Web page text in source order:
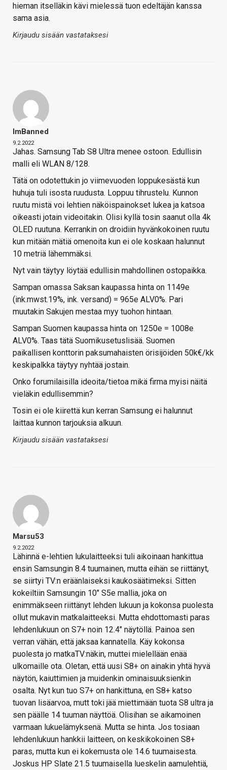
hieman itselläkin kävi mielessä tuon edeltäjän kanssa
sama asia.
Kirjaudu sisään vastataksesi
ImBanned
9.2.2022
Jahas. Samsung Tab S8 Ultra menee ostoon. Edullisin
malli eli WLAN 8/128.
Tätä on odotettukin jo viimevuoden loppukesästä kun
huhuja tuli isosta ruudusta. Loppuu tihrustelu. Kunnon
ruutu mistä voi lehtien näköispainokset lukea ja katsoa
oikeasti jotain videoitakin. Olisi kyllä tosin saanut olla 4k
OLED ruutuna. Kerrankin on droidiin hyvänkokoinen ruutu
kun mitään mätiä omenoita kun ei ole koskaan halunnut
10 metriä lähemmäksi.
Nyt vain täytyy löytää edullisin mahdollinen ostopaikka.
Sampan omassa Saksan kaupassa hinta on 1149e
(ink.mwst.19%, ink. versand) = 965e ALV0%. Pari
muutakin Sakujen mestaa myy tuohon hintaan.
Sampan Suomen kaupassa hinta on 1250e = 1008e
ALV0%. Taas tätä Suomikusetuslisää. Suomen
paikallisen konttorin paksumahaisten örisijöiden 50k€/kk
keskipalkka täytyy nyhtää jostain.
Onko forumilaisilla ideoita/tietoa mikä firma myisi näitä
vieläkin edullisemmin?
Tosin ei ole kiirettä kun kerran Samsung ei halunnut
laittaa kunnon tarjouksia alkuun.
Kirjaudu sisään vastataksesi
Marsu53
9.2.2022
Lähinnä e-lehtien lukulaitteeksi tuli aikoinaan hankittua
ensin Samsungin 8.4 tuumainen, mutta eihän se riittänyt,
se siirtyi TV:n eräänlaiseksi kaukosäätimeksi. Sitten
kokeiltiin Samsungin 10" S5e mallia, joka on
enimmäkseen riittänyt lehden lukuun ja kokonsa puolesta
ollut mukavin matkalaitteeksi. Mutta ehdottomasti paras
lehdenlukuun on S7+ noin 12.4" näytöllä. Painoa sen
verran vähän, että jaksaa kannatella. Käy kokonsa
puolesta jo matkaTV:näkin, muttei mielellään enää
ulkomaille ota. Oletan, että uusi S8+ on ainakin yhtä hyvä
näytön, kaiuttimien ja muidenkin ominaisuuksienkin
osalta. Nyt kun tuo S7+ on hankittuna, en S8+ katso
tuovan lisäarvoa, mutt toki jää miettimään tuota S8 ultra ja
sen päälle 14 tuuman näyttöä. Olisihan se aikamoinen
varmaan lukuelämyksenä. Mutta se hinta. Jos tosiaan
lehdenlukuun hankkii laitteen, on keskikokoinen S8+
paras, mutta kun ei kokemusta ole 14.6 tuumaisesta.
Joskus HP Slate 21.5 tuumaisella lueskelin aamulehtiä,